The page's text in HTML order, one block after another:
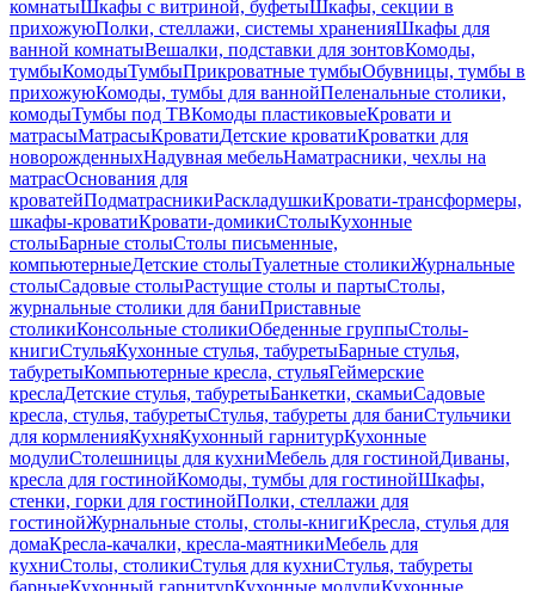
комнатыШкафы с витриной, буфетыШкафы, секции в
прихожуюПолки, стеллажи, системы храненияШкафы для
ванной комнатыВешалки, подставки для зонтовКомоды,
тумбыКомодыТумбыПрикроватные тумбыОбувницы, тумбы в
прихожуюКомоды, тумбы для ваннойПеленальные столики,
комодыТумбы под ТВКомоды пластиковыеКровати и
матрасыМатрасыКроватиДетские кроватиКроватки для
новорожденныхНадувная мебельНаматрасники, чехлы на
матрасОснования для
кроватейПодматрасникиРаскладушкиКровати-трансформеры,
шкафы-кроватиКровати-домикиСтолыКухонные
столыБарные столыСтолы письменные,
компьютерныеДетские столыТуалетные столикиЖурнальные
столыСадовые столыРастущие столы и партыСтолы,
журнальные столики для баниПриставные
столикиКонсольные столикиОбеденные группыСтолы-
книгиСтульяКухонные стулья, табуретыБарные стулья,
табуретыКомпьютерные кресла, стульяГеймерские
креслаДетские стулья, табуретыБанкетки, скамьиСадовые
кресла, стулья, табуретыСтулья, табуреты для баниСтульчики
для кормленияКухняКухонный гарнитурКухонные
модулиСтолешницы для кухниМебель для гостинойДиваны,
кресла для гостинойКомоды, тумбы для гостинойШкафы,
стенки, горки для гостинойПолки, стеллажи для
гостинойЖурнальные столы, столы-книгиКресла, стулья для
домаКресла-качалки, кресла-маятникиМебель для
кухниСтолы, столикиСтулья для кухниСтулья, табуреты
барныеКухонный гарнитурКухонные модулиКухонные